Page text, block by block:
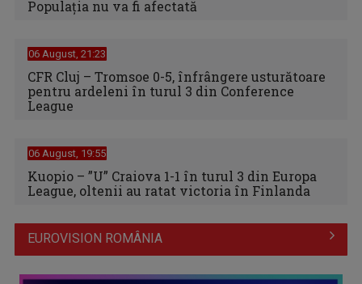
Populația nu va fi afectată
06 August, 21:23
CFR Cluj – Tromsoe 0-5, înfrângere usturătoare
pentru ardeleni în turul 3 din Conference
League
06 August, 19:55
Kuopio – ”U” Craiova 1-1 în turul 3 din Europa
League, oltenii au ratat victoria în Finlanda
EUROVISION ROMÂNIA